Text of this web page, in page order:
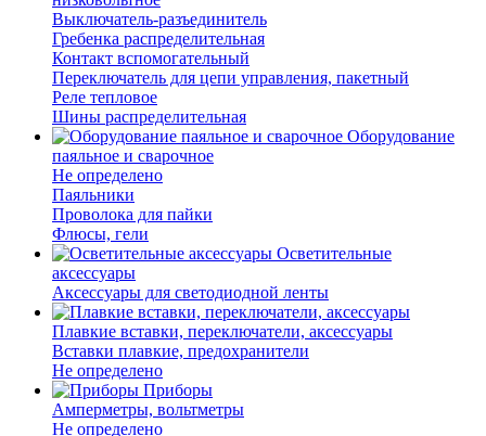
Выключатель-разъединитель
Гребенка распределительная
Контакт вспомогательный
Переключатель для цепи управления, пакетный
Реле тепловое
Шины распределительная
Оборудование
паяльное и сварочное
Не определено
Паяльники
Проволока для пайки
Флюсы, гели
Осветительные
аксессуары
Аксессуары для светодиодной ленты
Плавкие вставки, переключатели, аксессуары
Вставки плавкие, предохранители
Не определено
Приборы
Амперметры, вольтметры
Не определено